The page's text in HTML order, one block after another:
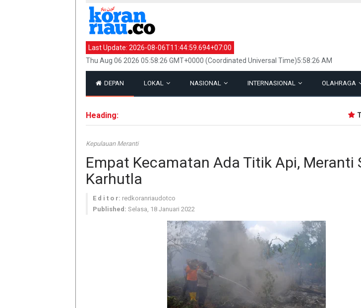
Last Update: 2026-08-06T11:44:59.694+07:00
Thu Aug 06 2026 05:58:26 GMT+0000 (Coordinated Universal Time)5:58:26 AM
DEPAN LOKAL NASIONAL INTERNASIONAL OLAHRAGA
Heading:
Kepulauan Meranti
Empat Kecamatan Ada Titik Api, Meranti
Karhutla
E d i t o r: redkoranriaudotco
Published: Selasa, 18 Januari 2022